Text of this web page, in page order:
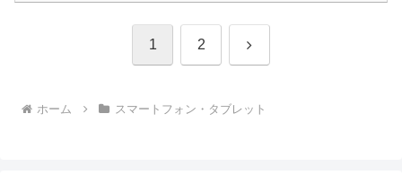
1 2 次
ホーム スマートフォン・タブレット